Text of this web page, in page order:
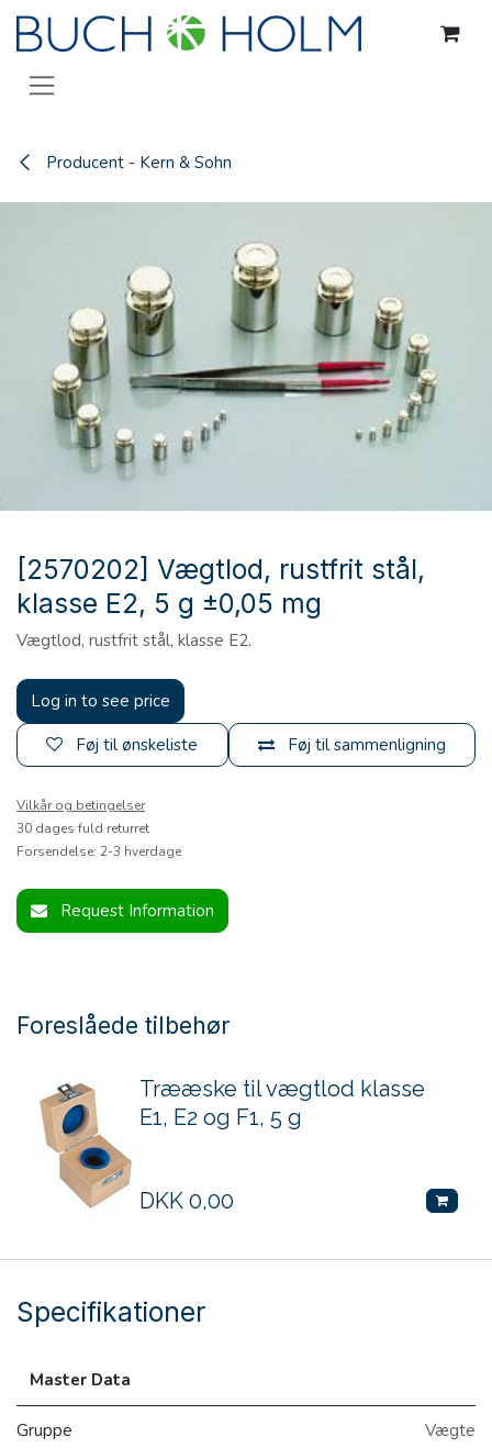
Gå til indhold
Producent - Kern & Sohn
[2570202] Vægtlod, rustfrit stål,
klasse E2, 5 g ±0,05 mg
Vægtlod, rustfrit stål, klasse E2.
Log in to see price
Føj til sammenligning
Føj til ønskeliste
Vilkår og betingelser
30 dages fuld returret
Forsendelse: 2-3 hverdage
Request Information
Foreslåede tilbehør
Trææske til vægtlod klasse
E1, E2 og F1, 5 g
DKK 0,00
Specifikationer
Master Data
Gruppe Vægte